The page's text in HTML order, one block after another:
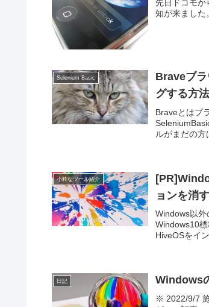
先日ドコモか
知が来ました
Selenium Basic
Braveブ
グする方
Braveとはプ
ルがまだの方
小粋なツール紹介
ョンを消
Windows以外
Windows10
HiveOSをイ
日記 Windows
※ 2022/9/7